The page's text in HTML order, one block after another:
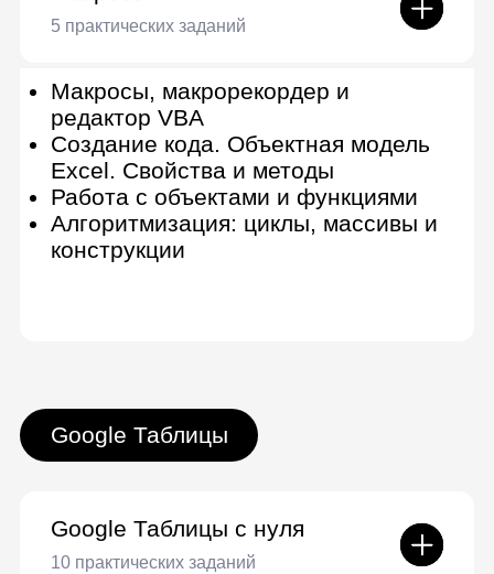
Продвинутые текстовые функции
Дополнения в Google Таблицах
Основа скриптов и
пользовательские функции
Блок работы со скриптами в